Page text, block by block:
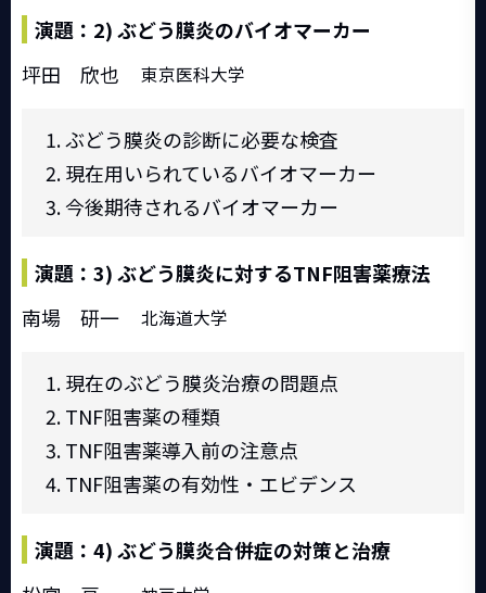
演題：2) ぶどう膜炎のバイオマーカー
坪田 欣也
東京医科大学
ぶどう膜炎の診断に必要な検査
現在用いられているバイオマーカー
今後期待されるバイオマーカー
演題：3) ぶどう膜炎に対するTNF阻害薬療法
南場 研一
北海道大学
現在のぶどう膜炎治療の問題点
TNF阻害薬の種類
TNF阻害薬導入前の注意点
TNF阻害薬の有効性・エビデンス
演題：4) ぶどう膜炎合併症の対策と治療